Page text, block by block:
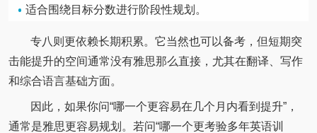
适合围绕目标分数进行阶段性规划。
专八则更依赖长期积累。它当然也可以备考，但短期突
击能提升的空间通常没有雅思那么直接，尤其在翻译、写作
和综合语言基础方面。
因此，如果你问“哪一个更容易在几个月内看到提升”，
通常是雅思更容易规划。若问“哪一个更考验多年英语训